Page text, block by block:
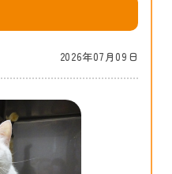
2026年07月09日